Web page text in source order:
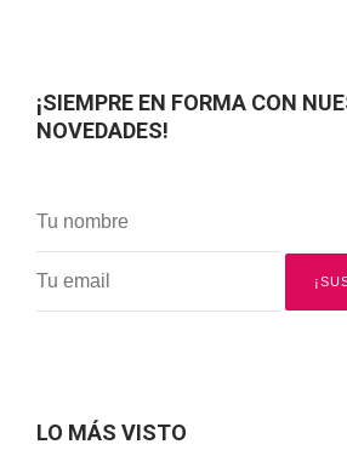
¡SIEMPRE EN FORMA CON
NOVEDADES!
LO MÁS VISTO